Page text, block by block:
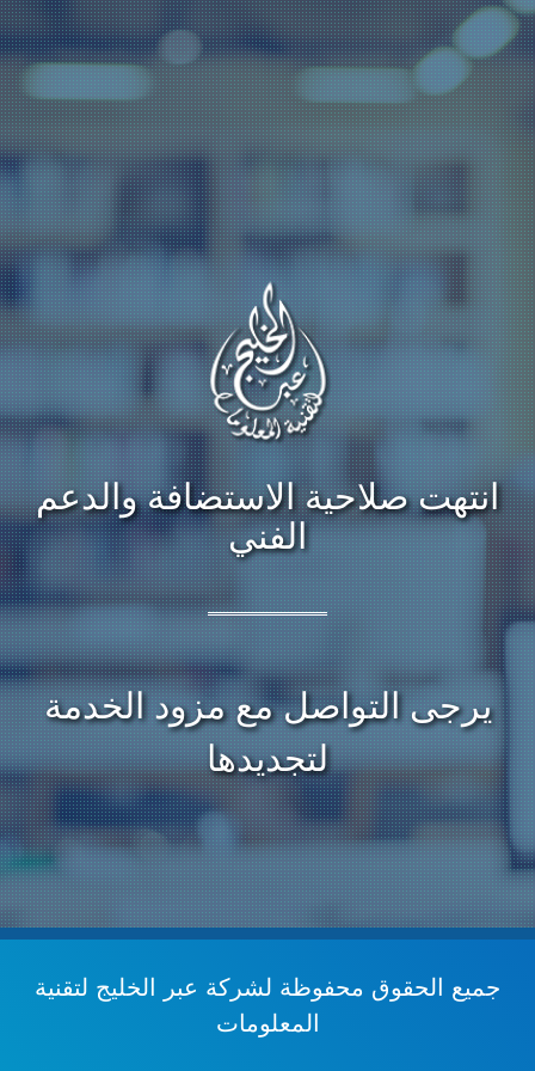
انتهت صلاحية الاستضافة والدعم
الفني
يرجى التواصل مع مزود الخدمة
لتجديدها
جميع الحقوق محفوظة لشركة عبر الخليج لتقنية
المعلومات